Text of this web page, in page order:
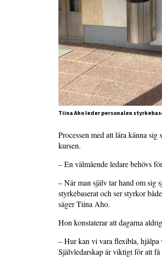
Tiina Aho leder personalen
Processen med att lära känna
kursen.
– En välmående ledare behövs
– När man själv tar hand om sig
styrkebaserat och ser styrkor
säger Tiina Aho.
Hon konstaterar att dagarna
– Hur kan vi vara flexibla, hjälpa
Självledarskap är viktigt för att få